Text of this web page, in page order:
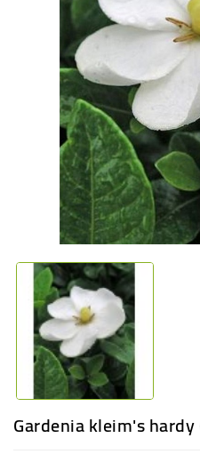
RETOMBANTES
CACTÉES
PLANTES
GRASSES
BEGONIAS
COLLECTION
ENGRAIS
OFFRES
SPÉCIALES
PLANTES
PARFUMÉES
Gardenia kleim's